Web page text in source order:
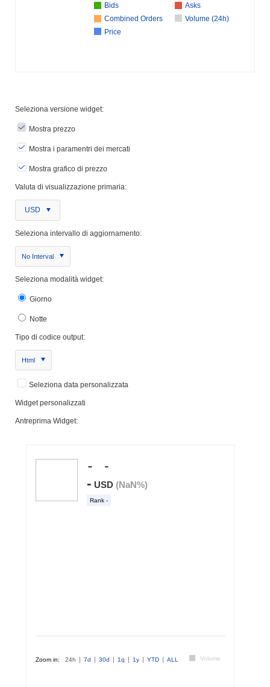
Bids
Asks
Combined Orders
Volume (24h)
Price
Seleziona versione widget:
Mostra prezzo
Mostra i paramentri dei mercati
Mostra grafico di prezzo
Valuta di visualizzazione primaria:
USD
Seleziona intervallo di aggiornamento:
No Interval
Seleziona modalità widget:
Giorno
Notte
Tipo di codice output:
Html
Seleziona data personalizzata
Widget personalizzati
Antreprima Widget: